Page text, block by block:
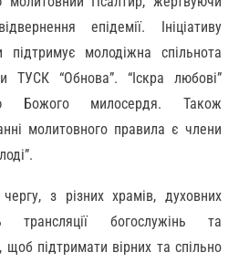
епідемії. Ініціативу
підтримує молодіжна спільнота
ТУСК “Обнова”. “Іскра любові”
Божого милосердя. Також
молитовного правила є члени
з різних храмів, духовних
трансляції богослужінь та
щоб підтримати вірних та спільно